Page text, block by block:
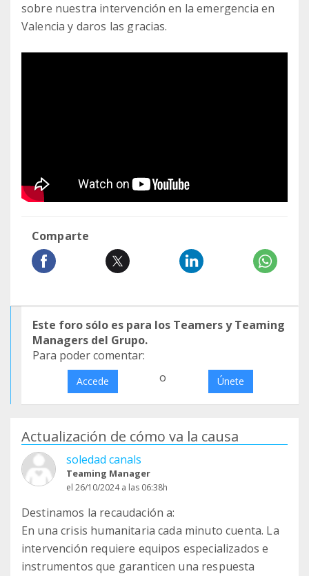
sobre nuestra intervención en la emergencia en
Valencia y daros las gracias.
Comparte
Este foro sólo es para los Teamers y Teaming
Managers del Grupo.
Para poder comentar:
Accede o Únete
Actualización de cómo va la causa
soledad canals
Teaming Manager
el 26/10/2024 a las 06:38h
Destinamos la recaudación a:
En una crisis humanitaria cada minuto cuenta. La
intervención requiere equipos especializados e
instrumentos que garanticen una respuesta